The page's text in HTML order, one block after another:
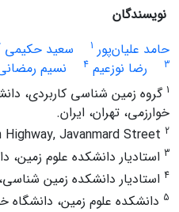
نویسندگان
حامد علیان‌پور 1 سعید حکیمی
3 رضا نوزعیم 4 نسیم
1 گروه زمین شناسی کاربردی،
خوارزمی، تهران، ایران.
2
3 استادیار دانشکده علوم زمین،
4 استادیار دانشکده زمین
5 دانشکده علوم زمین، دانشگاه